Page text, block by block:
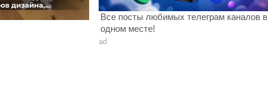
Отмена
Все посты любимых телеграм каналов в
одном месте!
ad